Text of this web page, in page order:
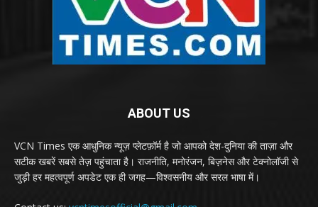
ABOUT US
VCN Times एक आधुनिक न्यूज़ प्लेटफ़ॉर्म है जो आपको देश-दुनिया की ताज़ा और
सटीक खबरें सबसे तेज़ पहुंचाता है। राजनीति, मनोरंजन, बिज़नेस और टेक्नोलॉजी से
जुड़ी हर महत्वपूर्ण अपडेट एक ही जगह—विश्वसनीय और सरल भाषा में।